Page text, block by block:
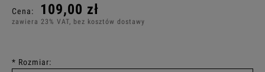
Cena: 109,00 zł
zawiera 23% VAT, bez kosztów dostawy
* Rozmiar: